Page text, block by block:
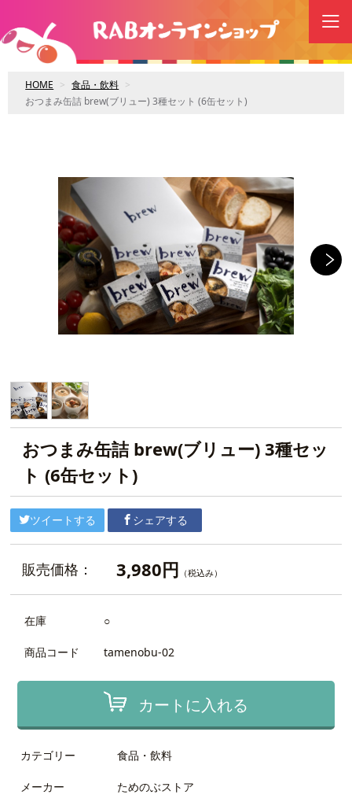
HOME
食品・飲料
おつまみ缶詰 brew(ブリュー) 3種セット (6缶セット)
おつまみ缶詰 brew(ブリュー) 3種セッ
ト (6缶セット)
ツイートする シェアする
販売価格： 3,980円 （税込み）
在庫 ○
商品コード tamenobu-02
カートに入れる
カテゴリー 食品・飲料
メーカー ためのぶストア